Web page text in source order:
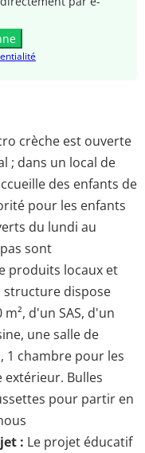
crèche est ouverte
; dans un local de
des enfants de
pour les enfants
du lundi au
sont
produits locaux et
structure dispose
d'un SAS, d'un
une salle de
1 chambre pour les
extérieur. Bulles
pour partir en
: Le projet éducatif